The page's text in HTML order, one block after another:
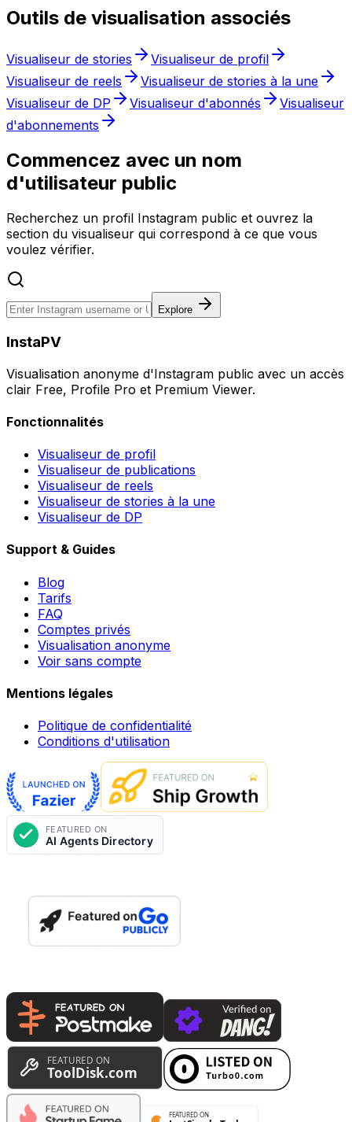
Outils de visualisation associés
Visualiseur de stories
Visualiseur de profil
Visualiseur de reels
Visualiseur de stories à la une
Visualiseur de DP
Visualiseur d'abonnés
Visualiseur
d'abonnements
Commencez avec un nom
d'utilisateur public
Recherchez un profil Instagram public et ouvrez la
section du visualiseur qui correspond à ce que vous
voulez vérifier.
Explore
InstaPV
Visualisation anonyme d'Instagram public avec un accès
clair Free, Profile Pro et Premium Viewer.
Fonctionnalités
Visualiseur de profil
Visualiseur de publications
Visualiseur de reels
Visualiseur de stories à la une
Visualiseur de DP
Support & Guides
Blog
Tarifs
FAQ
Comptes privés
Visualisation anonyme
Voir sans compte
Mentions légales
Politique de confidentialité
Conditions d'utilisation